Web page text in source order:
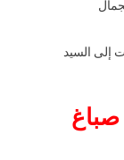
إلى السيد
صباغ